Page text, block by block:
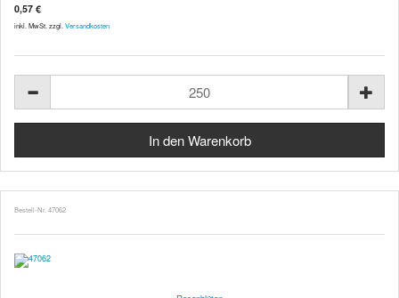
0,57 €
inkl. MwSt. zzgl. Versandkosten
Bestell-Nr. 47062